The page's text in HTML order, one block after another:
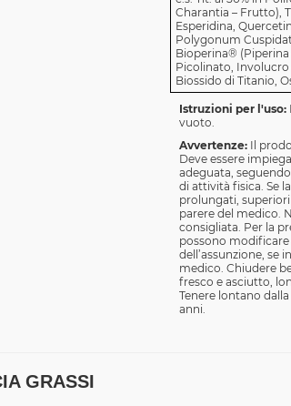
Charantia – Frutto),
Esperidina,
Polygonum
Bioperina®
Picolinato, Involucro
Biossido di Titanio,
Istruzioni per l'uso:
vuoto.
Avvertenze: Il
Deve essere
adeguata,
di attività fisica. Se
prolungati, superiori
parere del medico.
consigliata. Per la
possono modificare
dell’assunzione, se
medico. Chiudere
fresco e asciutto,
Tenere lontano
anni.
GRASSI